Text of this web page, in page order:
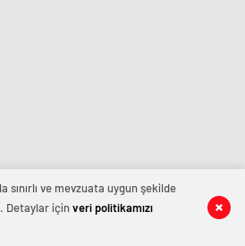
sınırlı ve mevzuata uygun şekilde
Detaylar içinveri politikamızı